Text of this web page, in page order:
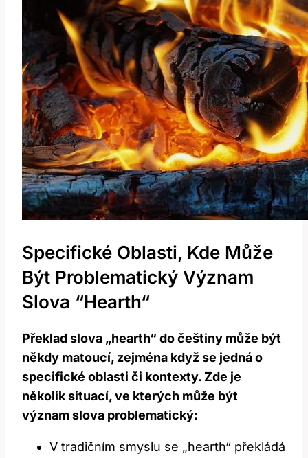
Specifické Oblasti, Kde ‍může
Být Problematický Význam
Slova ‌“hearth“
Překlad slova „hearth“ do češtiny‌ může být
někdy ‌matoucí, zejména když se jedná o
specifické ‍oblasti​ či kontexty. Zde je
několik ​situací, ve kterých může být
význam slova ​problematický:
V tradičním‌ smyslu se‍ „hearth“ překládá‍